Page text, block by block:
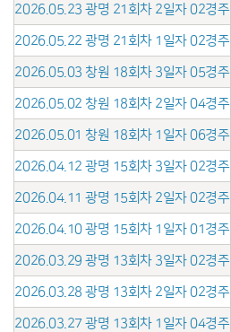
2026.05.23 광명 21회차 2일자 02경주
2026.05.22 광명 21회차 1일자 02경주
2026.05.03 창원 18회차 3일자 05경주
2026.05.02 창원 18회차 2일자 04경주
2026.05.01 창원 18회차 1일자 06경주
2026.04.12 광명 15회차 3일자 02경주
2026.04.11 광명 15회차 2일자 02경주
2026.04.10 광명 15회차 1일자 01경주
2026.03.29 광명 13회차 3일자 02경주
2026.03.28 광명 13회차 2일자 02경주
2026.03.27 광명 13회차 1일자 04경주